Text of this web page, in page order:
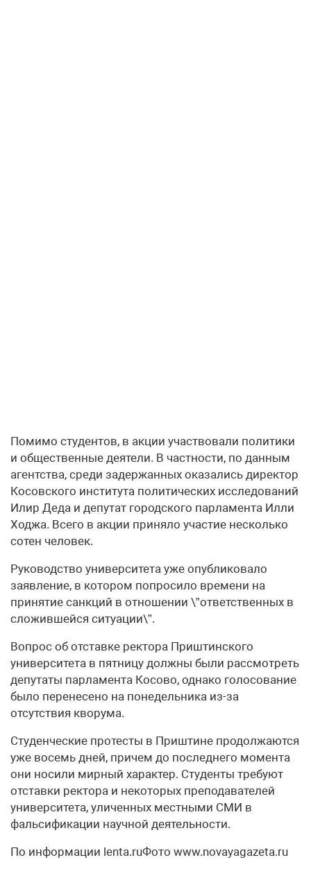
Помимо студентов, в акции участвовали политики
и общественные деятели. В частности, по данным
агентства, среди задержанных оказались директор
Косовского института политических исследований
Илир Деда и депутат городского парламента Илли
Ходжа. Всего в акции приняло участие несколько
сотен человек.
Руководство университета уже опубликовало
заявление, в котором попросило времени на
принятие санкций в отношении \”ответственных в
сложившейся ситуации\”.
Вопрос об отставке ректора Приштинского
университета в пятницу должны были рассмотреть
депутаты парламента Косово, однако голосование
было перенесено на понедельника из-за
отсутствия кворума.
Студенческие протесты в Приштине продолжаются
уже восемь дней, причем до последнего момента
они носили мирный характер. Студенты требуют
отставки ректора и некоторых преподавателей
университета, уличенных местными СМИ в
фальсификации научной деятельности.
По информации lenta.ruФото www.novayagazeta.ru